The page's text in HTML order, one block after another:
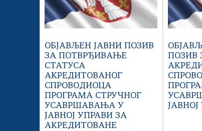
ОБЈАВЉЕН ЈАВНИ ПОЗИВ
ЗА ПОТВРЂИВАЊЕ
СТАТУСА
АКРЕДИТОВАНОГ
СПРОВОДИОЦА
ПРОГРАМА СТРУЧНОГ
УСАВРШАВАЊА У
ЈАВНОЈ УПРАВИ ЗА
АКРЕДИТОВАНЕ
ПОЗИВ